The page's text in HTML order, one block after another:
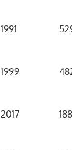
1991
1999
2017